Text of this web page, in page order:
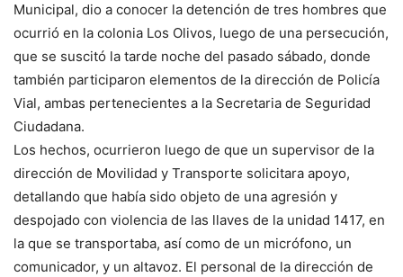
Municipal, dio a conocer la detención de tres hombres que
ocurrió en la colonia Los Olivos, luego de una persecución,
que se suscitó la tarde noche del pasado sábado, donde
también participaron elementos de la dirección de Policía
Vial, ambas pertenecientes a la Secretaria de Seguridad
Ciudadana.
Los hechos, ocurrieron luego de que un supervisor de la
dirección de Movilidad y Transporte solicitara apoyo,
detallando que había sido objeto de una agresión y
despojado con violencia de las llaves de la unidad 1417, en
la que se transportaba, así como de un micrófono, un
comunicador, y un altavoz. El personal de la dirección de